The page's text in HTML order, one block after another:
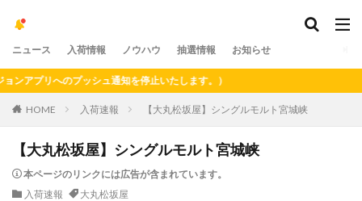
ニュース 入荷情報 ノウハウ 抽選情報 お知らせ
リへのプッシュ通知を停止いたします。）
HOME 入荷速報 【大丸松坂屋】シングルモルト宮城峡
【大丸松坂屋】シングルモルト宮城峡
本ページのリンクには広告が含まれています。
入荷速報
大丸松坂屋